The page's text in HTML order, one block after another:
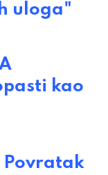
uloga"
kao
Povratak